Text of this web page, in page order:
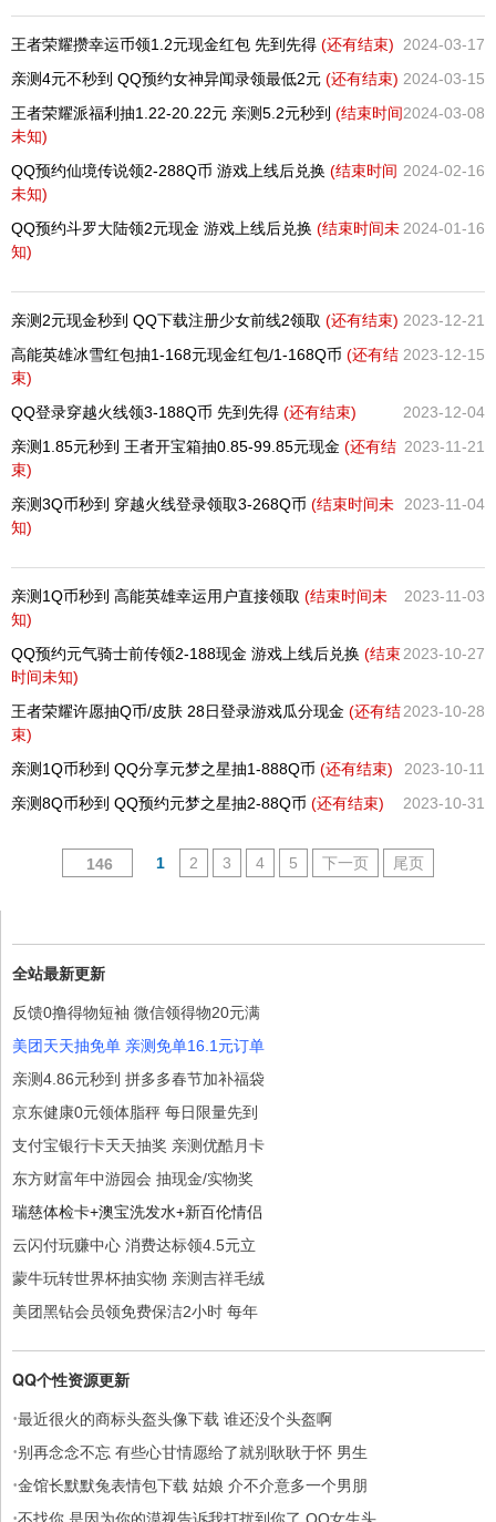
2024-03-17
王者荣耀攒幸运币领1.2元现金红包 先到先得 (还有结束)
2024-03-15
亲测4元不秒到 QQ预约女神异闻录领最低2元 (还有结束)
2024-03-08
王者荣耀派福利抽1.22-20.22元 亲测5.2元秒到 (结束时间
未知)
2024-02-16
QQ预约仙境传说领2-288Q币 游戏上线后兑换 (结束时间
未知)
2024-01-16
QQ预约斗罗大陆领2元现金 游戏上线后兑换 (结束时间未
知)
2023-12-21
亲测2元现金秒到 QQ下载注册少女前线2领取 (还有结束)
2023-12-15
高能英雄冰雪红包抽1-168元现金红包/1-168Q币 (还有结
束)
2023-12-04
QQ登录穿越火线领3-188Q币 先到先得 (还有结束)
2023-11-21
亲测1.85元秒到 王者开宝箱抽0.85-99.85元现金 (还有结
束)
2023-11-04
亲测3Q币秒到 穿越火线登录领取3-268Q币 (结束时间未
知)
2023-11-03
亲测1Q币秒到 高能英雄幸运用户直接领取 (结束时间未
知)
2023-10-27
QQ预约元气骑士前传领2-188现金 游戏上线后兑换 (结束
时间未知)
2023-10-28
王者荣耀许愿抽Q币/皮肤 28日登录游戏瓜分现金 (还有结
束)
2023-10-11
亲测1Q币秒到 QQ分享元梦之星抽1-888Q币 (还有结束)
2023-10-31
亲测8Q币秒到 QQ预约元梦之星抽2-88Q币 (还有结束)
146 1 2 3 4 5 下一页 尾页
全站最新更新
反馈0撸得物短袖 微信领得物20元满
美团天天抽免单 亲测免单16.1元订单
亲测4.86元秒到 拼多多春节加补福袋
京东健康0元领体脂秤 每日限量先到
支付宝银行卡天天抽奖 亲测优酷月卡
东方财富年中游园会 抽现金/实物奖
瑞慈体检卡+澳宝洗发水+新百伦情侣
云闪付玩赚中心 消费达标领4.5元立
蒙牛玩转世界杯抽实物 亲测吉祥毛绒
美团黑钻会员领免费保洁2小时 每年
QQ个性资源更新
·最近很火的商标头盔头像下载 谁还没个头盔啊
·别再念念不忘 有些心甘情愿给了就别耿耿于怀 男生
·金馆长默默兔表情包下载 姑娘 介不介意多一个男朋
·